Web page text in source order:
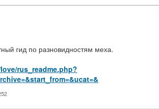
гид по разновидностям меха.
rus_readme.php?